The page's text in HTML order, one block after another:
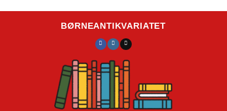
BØRNEANTIKVARIATET